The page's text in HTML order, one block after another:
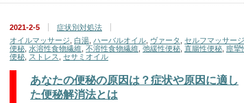
2021-2-5
症状別対処法
オイルマッサージ 白湯 ハーバルオイル ヴァータ
セルフマッサージ
便秘 水溶性食物繊維 不溶性食物繊維 弛緩性便秘 直腸性便秘 痙攣
便秘 ストレス セサミオイル
あなたの便秘の原因は？症状や原因に適し
た便秘解消法とは